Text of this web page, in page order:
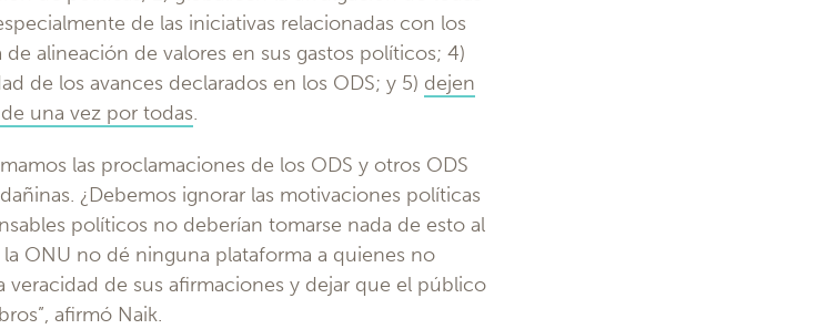
de las iniciativas relacionadas con los
alineación de valores en sus gastos políticos; 4)
de los avances declarados en los ODS; y 5) dejen
una vez por todas.
las proclamaciones de los ODS y otros ODS
¿Debemos ignorar las motivaciones políticas
políticos no deberían tomarse nada de esto al
ONU no dé ninguna plataforma a quienes no
de sus afirmaciones y dejar que el público
afirmó Naik.